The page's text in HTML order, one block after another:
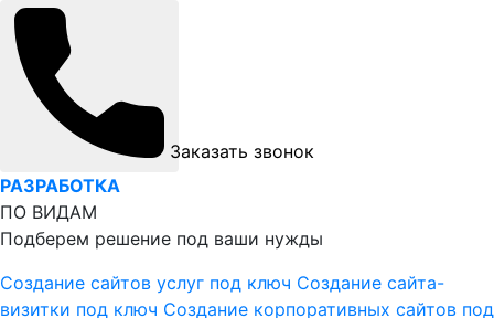
Заказать звонок
РАЗРАБОТКА
ПО ВИДАМ
Подберем решение под ваши нужды
Создание сайтов услуг под ключ Создание сайта-
визитки под ключ Создание корпоративных сайтов под